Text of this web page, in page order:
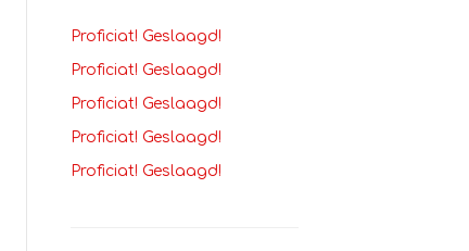
Proficiat! Geslaagd!
Proficiat! Geslaagd!
Proficiat! Geslaagd!
Proficiat! Geslaagd!
Proficiat! Geslaagd!